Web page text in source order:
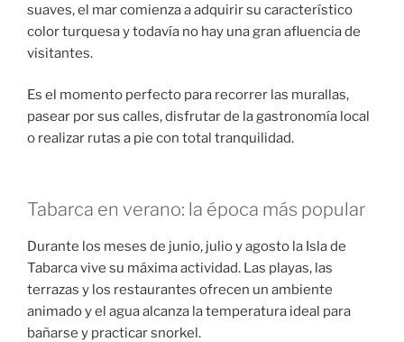
suaves, el mar comienza a adquirir su característico
color turquesa y todavía no hay una gran afluencia de
visitantes.
Es el momento perfecto para recorrer las murallas,
pasear por sus calles, disfrutar de la gastronomía local
o realizar rutas a pie con total tranquilidad.
Tabarca en verano: la época más popular
Durante los meses de junio, julio y agosto la Isla de
Tabarca vive su máxima actividad. Las playas, las
terrazas y los restaurantes ofrecen un ambiente
animado y el agua alcanza la temperatura ideal para
bañarse y practicar snorkel.